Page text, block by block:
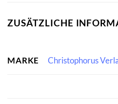
ZUSÄTZLICHE
MARKE Christophorus